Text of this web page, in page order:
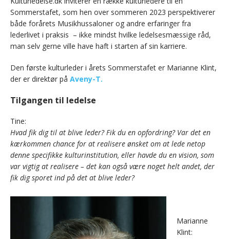
c
e
b
o
o
k
i
t
e
r
n
e
d
n
a
l
Sommerstafet, som hen over sommeren 2023 perspektiverer
både forårets Musikhussaloner og andre erfaringer fra
lederlivet i praksis – ikke mindst hvilke ledelsesmæssige råd,
man selv gerne ville have haft i starten af sin karriere.
Den første kulturleder i årets Sommerstafet er Marianne Klint,
der er direktør på Aveny-T.
Tilgangen til ledelse
Tine:
Hvad fik dig til at blive leder? Fik du en opfordring? Var det en
kærkommen chance for at realisere ønsket om at lede netop
denne specifikke kulturinstitution, eller havde du en vision, som
var vigtig at realisere – det kan også være noget helt andet, der
fik dig sporet ind på det at blive leder?
Marianne
Klint: